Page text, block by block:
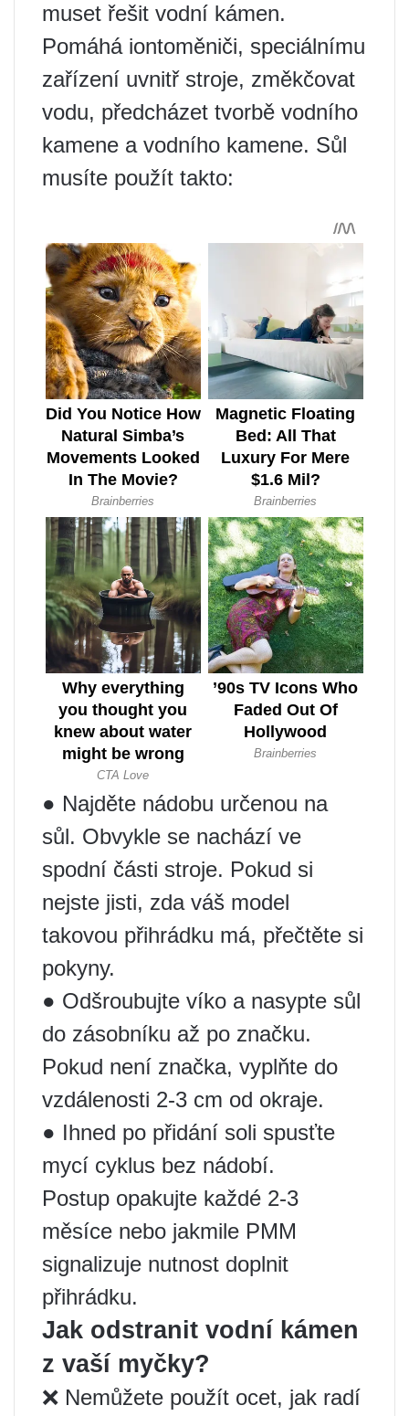
muset řešit vodní kámen.
Pomáhá iontoměniči, speciálnímu
zařízení uvnitř stroje, změkčovat
vodu, předcházet tvorbě vodního
kamene a vodního kamene. Sůl
musíte použít takto:
● Najděte nádobu určenou na
sůl. Obvykle se nachází ve
spodní části stroje. Pokud si
nejste jisti, zda váš model
takovou přihrádku má, přečtěte si
pokyny.
● Odšroubujte víko a nasypte sůl
do zásobníku až po značku.
Pokud není značka, vyplňte do
vzdálenosti 2-3 cm od okraje.
● Ihned po přidání soli spusťte
mycí cyklus bez nádobí.
Postup opakujte každé 2-3
měsíce nebo jakmile PMM
signalizuje nutnost doplnit
přihrádku.
Jak odstranit vodní kámen
z vaší myčky?
❌ Nemůžete použít ocet, jak radí